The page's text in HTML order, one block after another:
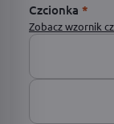
Czcionka *
Zobacz wzornik